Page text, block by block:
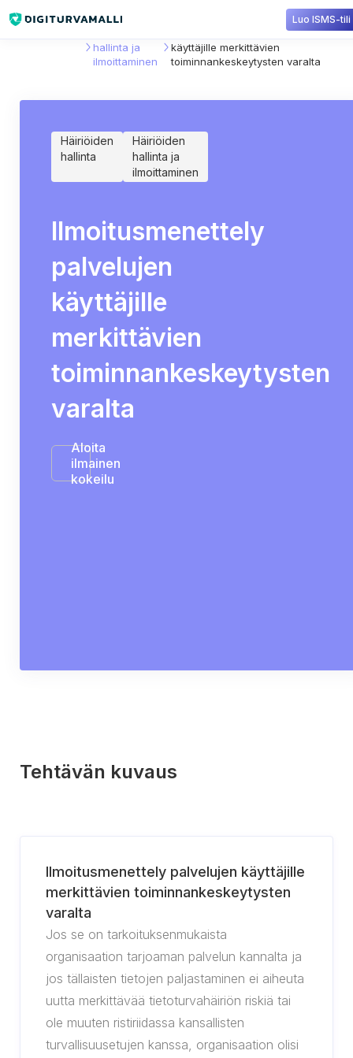
Luo ISMS-tili
hallinta ja
ilmoittaminen
Ilmoitusmenettely palvelujen
käyttäjille merkittävien
toiminnankeskeytysten varalta
Häiriöiden
hallinta
Häiriöiden
hallinta ja
ilmoittaminen
Ilmoitusmenettely
palvelujen
käyttäjille
merkittävien
toiminnankeskeytysten
varalta
Aloita
ilmainen
kokeilu
Tehtävän kuvaus
Ilmoitusmenettely palvelujen käyttäjille
merkittävien toiminnankeskeytysten
varalta
Jos se on tarkoituksenmukaista
organisaation tarjoaman palvelun kannalta ja
jos tällaisten tietojen paljastaminen ei aiheuta
uutta merkittävää tietoturvahäiriön riskiä tai
ole muuten ristiriidassa kansallisten
turvallisuusetujen kanssa, organisaation olisi